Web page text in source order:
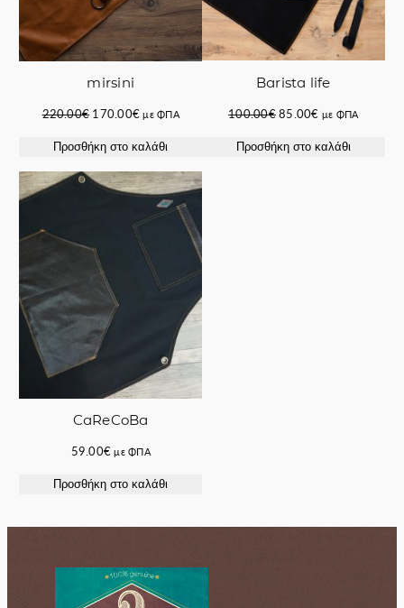
mirsini
220.00€ Original
was:
170.00€Η
τιμή
170.00€.
με ΦΠΑ
Προσθήκη στο καλάθι
Barista life
100.00€Original
was:
85.00€Η
τιμή
με ΦΠΑ
Προσθήκη στο καλάθι
CaReCoBa
59.00€ με ΦΠΑ
Προσθήκη στο καλάθι